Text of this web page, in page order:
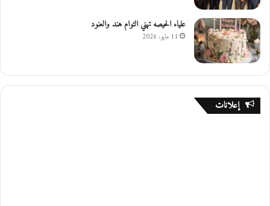
علياء الحيصه تهني التوام هند والعنود
11 مايو، 2026
إعلانات